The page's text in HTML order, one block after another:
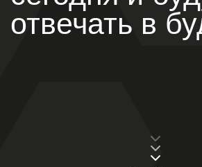
отвечать в